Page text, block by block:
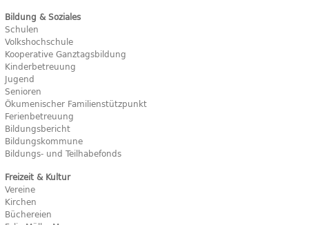
Bildung & Soziales
Schulen
Volkshochschule
Kooperative Ganztagsbildung
Kinderbetreuung
Jugend
Senioren
Ökumenischer Familienstützpunkt
Ferienbetreuung
Bildungsbericht
Bildungskommune
Bildungs- und Teilhabefonds
Freizeit & Kultur
Vereine
Kirchen
Büchereien